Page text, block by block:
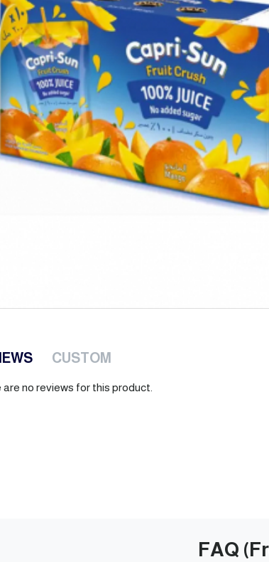
CUSTOM
are no reviews for this product.
FAQ